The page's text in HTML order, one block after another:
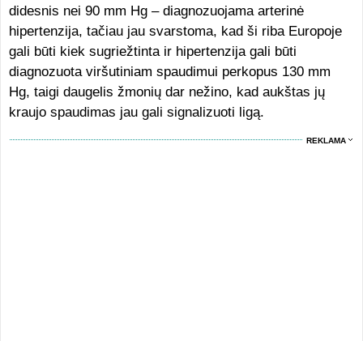
didesnis nei 90 mm Hg – diagnozuojama arterinė
hipertenzija, tačiau jau svarstoma, kad ši riba Europoje
gali būti kiek sugriežtinta ir hipertenzija gali būti
diagnozuota viršutiniam spaudimui perkopus 130 mm
Hg, taigi daugelis žmonių dar nežino, kad aukštas jų
kraujo spaudimas jau gali signalizuoti ligą.
REKLAMA